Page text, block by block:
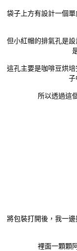
袋子上方有設計一個
但小紅帽的排氣孔是
這孔主要是咖啡豆烘
子
所以透過這
將包裝打開後，我一
裡面一顆顆